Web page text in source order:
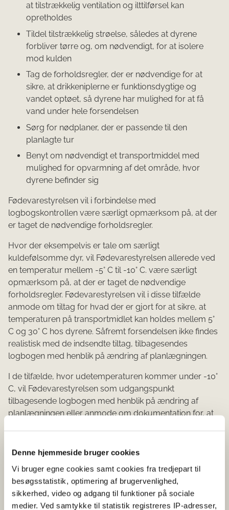
Denne hjemmeside bruger cookies
Vi bruger egne cookies samt cookies fra tredjepart til
besøgsstatistik, optimering af brugervenlighed,
sikkerhed, video og adgang til funktioner på sociale
medier. Ved samtykke til statistik registreres IP-adresser,
at tilstrækkelig ventilation og ilttilførsel kan
opretholdes
Tildel tilstrækkelig strøelse, således at dyrene
forbliver tørre og, om nødvendigt, for at isolere
mod kulden
Tag de forholdsregler, der er nødvendige for at
sikre, at drikkeniplerne er funktionsdygtige og
vandet optøet, så dyrene har mulighed for at få
vand under hele forsendelsen
Sørg for nødplaner, der er passende til den
planlagte tur
Benyt om nødvendigt et transportmiddel med
mulighed for opvarmning af det område, hvor
dyrene befinder sig
Fødevarestyrelsen vil i forbindelse med
logbogskontrollen være særligt opmærksom på, at der
er taget de nødvendige forholdsregler.
Hvor der eksempelvis er tale om særligt
kuldefølsomme dyr, vil Fødevarestyrelsen allerede ved
en temperatur mellem -5° C til -10° C. være særligt
opmærksom på, at der er taget de nødvendige
forholdsregler. Fødevarestyrelsen vil i disse tilfælde
anmode om tiltag for hvad der er gjort for at sikre, at
temperaturen på transportmidlet kan holdes mellem 5°
C og 30° C hos dyrene. Såfremt forsendelsen ikke findes
realistisk med de indsendte tiltag, tilbagesendes
logbogen med henblik på ændring af planlægningen.
I de tilfælde, hvor udetemperaturen kommer under -10°
C, vil Fødevarestyrelsen som udgangspunkt
tilbagesende logbogen med henblik på ændring af
planlægningen eller anmode om dokumentation for, at
Fødevarestyrelsen henstiller derfor til, at organisatorer
(og evt. transportvirksomheder) forud for indsendelsen
af logbogen sikrer sig, at den planlagte rute er realistisk
og kan gennemføres på en måde, der sikrer, at
temperaturen på transportmidlet under hele